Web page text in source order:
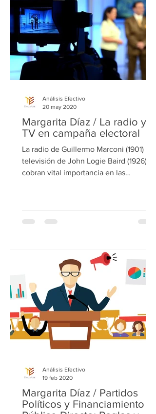
Margarita Díaz / La radio y
TV en campaña electoral
La radio de Guillermo Marconi (1901) y la
televisión de John Logie Baird (1926),
cobran vital importancia en las
Análisis Efectivo
20 may 2020
Margarita Díaz / Partidos
Políticos y Financiamiento
Análisis Efectivo
19 feb 2020